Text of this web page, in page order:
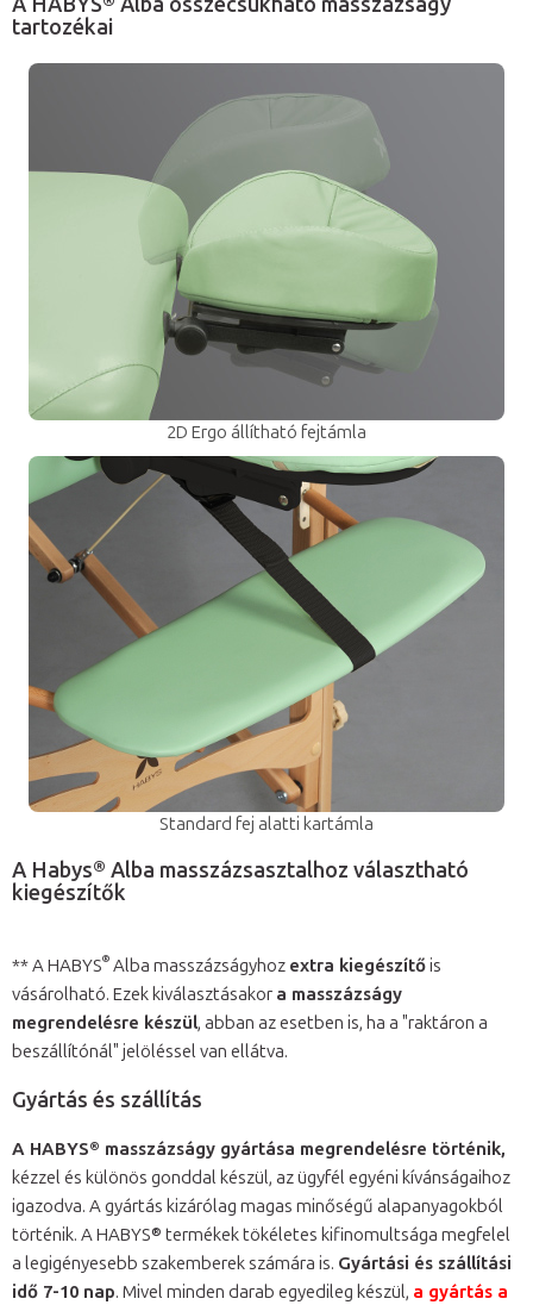
tartozékai
2D Ergo állítható fejtámla
Standard fej alatti kartámla
A Habys® Alba masszázsasztalhoz választható
kiegészítők
** A HABYS® Alba masszázságyhoz extra kiegészítőis
vásárolható. Ezek kiválasztásakor a masszázságy
megrendelésre készül, abban az esetben is, ha a "raktáron a
beszállítónál" jelöléssel van ellátva.
Gyártás és szállítás
A HABYS® masszázságy gyártása megrendelésre történik,
kézzel és különös gonddal készül, az ügyfél egyéni kívánságaihoz
igazodva. A gyártás kizárólag magas minőségű alapanyagokból
történik. A HABYS® termékek tökéletes kifinomultsága megfelel
a legigényesebb szakemberek számára is. Gyártási és szállítási
idő 7-10 nap. Mivel minden darab egyedileg készül, a gyártás a